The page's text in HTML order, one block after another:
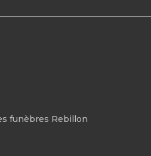
funèbres Rebillon